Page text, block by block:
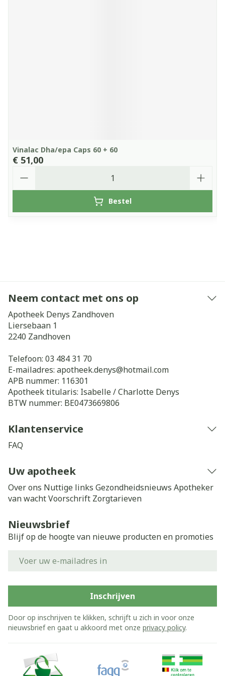
Vinalac Dha/epa Caps 60 + 60
€ 51,00
Bestel
Neem contact met ons op
Apotheek Denys Zandhoven
Liersebaan 1
2240 Zandhoven
Telefoon: 03 484 31 70
E-mailadres: apotheek.denys@hotmail.com
APB nummer: 116301
Apotheek titularis: Isabelle / Charlotte Denys
BTW nummer: BE0473669806
Klantenservice
FAQ
Uw apotheek
Over ons Nuttige links Gezondheidsnieuws Apotheker
van wachtVoorschrift Zorgtarieven
Nieuwsbrief
Blijf op de hoogte van nieuwe producten en promoties
Inschrijven
Door op inschrijven te klikken, schrijft u zich in voor onze
nieuwsbrief en gaat u akkoord met onze privacy policy.